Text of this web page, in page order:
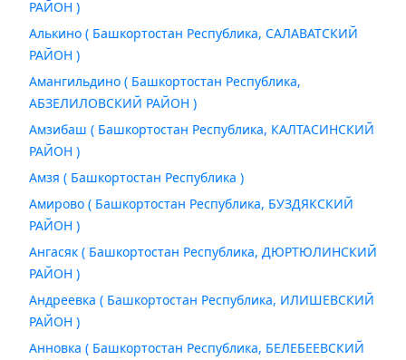
РАЙОН )
Алькино ( Башкортостан Республика, САЛАВАТСКИЙ
РАЙОН )
Амангильдино ( Башкортостан Республика,
АБЗЕЛИЛОВСКИЙ РАЙОН )
Амзибаш ( Башкортостан Республика, КАЛТАСИНСКИЙ
РАЙОН )
Амзя ( Башкортостан Республика )
Амирово ( Башкортостан Республика, БУЗДЯКСКИЙ
РАЙОН )
Ангасяк ( Башкортостан Республика, ДЮРТЮЛИНСКИЙ
РАЙОН )
Андреевка ( Башкортостан Республика, ИЛИШЕВСКИЙ
РАЙОН )
Анновка ( Башкортостан Республика, БЕЛЕБЕЕВСКИЙ